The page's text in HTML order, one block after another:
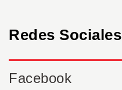
Redes Sociales
Facebook